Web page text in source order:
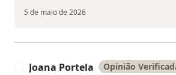
5 de maio de 2026
Joana Portela Opinião